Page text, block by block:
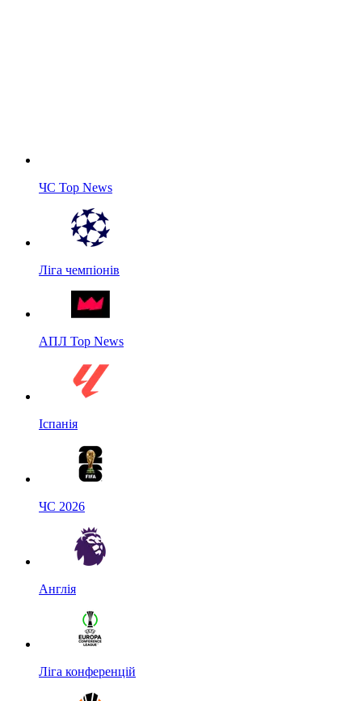
ЧС Top News
Ліга чемпіонів
АПЛ Top News
Іспанія
ЧС 2026
Англія
Ліга конференцій